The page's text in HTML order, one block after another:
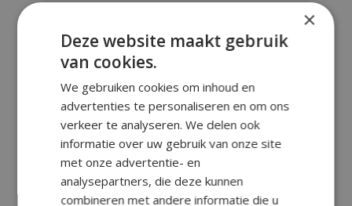
×
Deze website maakt gebruik
van cookies.
We gebruiken cookies om inhoud en
advertenties te personaliseren en om ons
verkeer te analyseren. We delen ook
informatie over uw gebruik van onze site
met onze advertentie- en
analysepartners, die deze kunnen
combineren met andere informatie die u